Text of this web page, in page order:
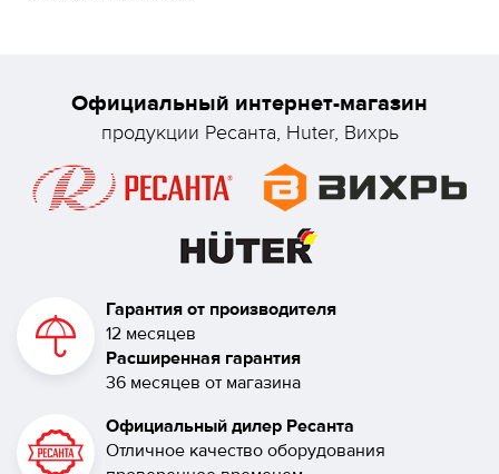
Официальный интернет-магазин
продукции Ресанта, Huter, Вихрь
Гарантия от производителя
12 месяцев
Расширенная гарантия
36 месяцев от магазина
Официальный дилер Ресанта
Отличное качество оборудования